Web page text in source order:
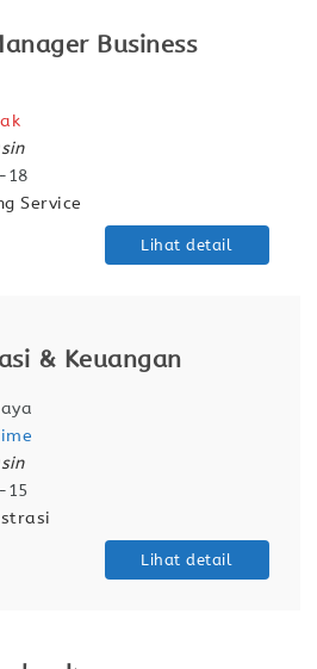
Business
18
Service
Lihat detail
& Keuangan
15
Lihat detail